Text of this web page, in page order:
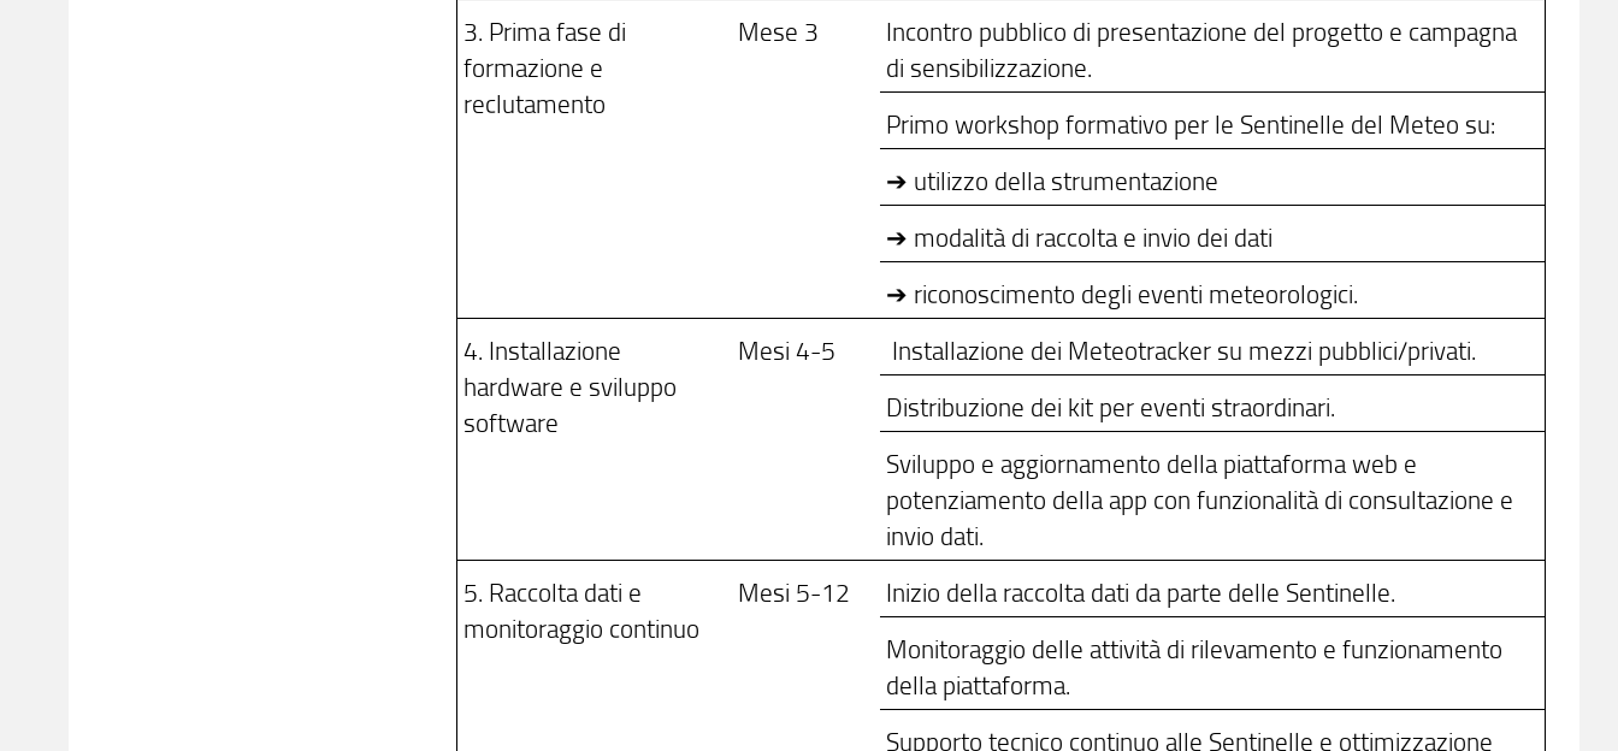
3. Prima fase di
formazione e
reclutamento
Mese 3
Incontro pubblico di presentazione del progetto e campagna
di sensibilizzazione.
Primo workshop formativo per le Sentinelle del Meteo su:
➔ utilizzo della strumentazione
➔ modalità di raccolta e invio dei dati
➔ riconoscimento degli eventi meteorologici.
4. Installazione
hardware e sviluppo
software
Mesi 4-5
Installazione dei Meteotracker su mezzi pubblici/privati.
Distribuzione dei kit per eventi straordinari.
Sviluppo e aggiornamento della piattaforma web e
potenziamento della app con funzionalità di consultazione e
invio dati.
5. Raccolta dati e
monitoraggio continuo
Mesi 5-12
Inizio della raccolta dati da parte delle Sentinelle.
Monitoraggio delle attività di rilevamento e funzionamento
della piattaforma.
Supporto tecnico continuo alle Sentinelle e ottimizzazione